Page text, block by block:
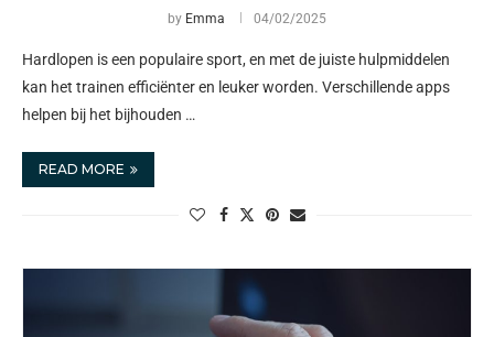
by Emma 04/02/2025
Hardlopen is een populaire sport, en met de juiste hulpmiddelen
kan het trainen efficiënter en leuker worden. Verschillende apps
helpen bij het bijhouden …
READ MORE